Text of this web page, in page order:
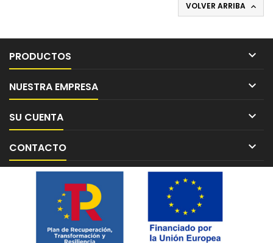
VOLVER ARRIBA 
PRODUCTOS 
NUESTRA EMPRESA 
SU CUENTA 
CONTACTO 